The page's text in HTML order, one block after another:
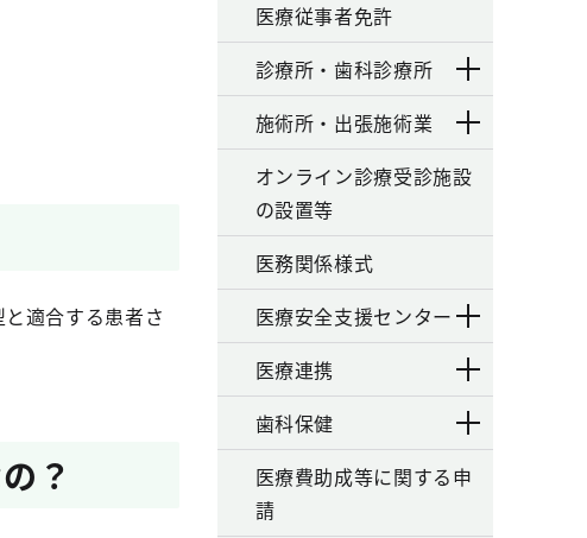
適合する患者さ
？
医療従事者免許
診療所・歯科診療所
施術所・出張施術業
オンライン診療受診施設
の設置等
医務関係様式
医療安全支援センター
医療連携
歯科保健
医療費助成等に関する申
請